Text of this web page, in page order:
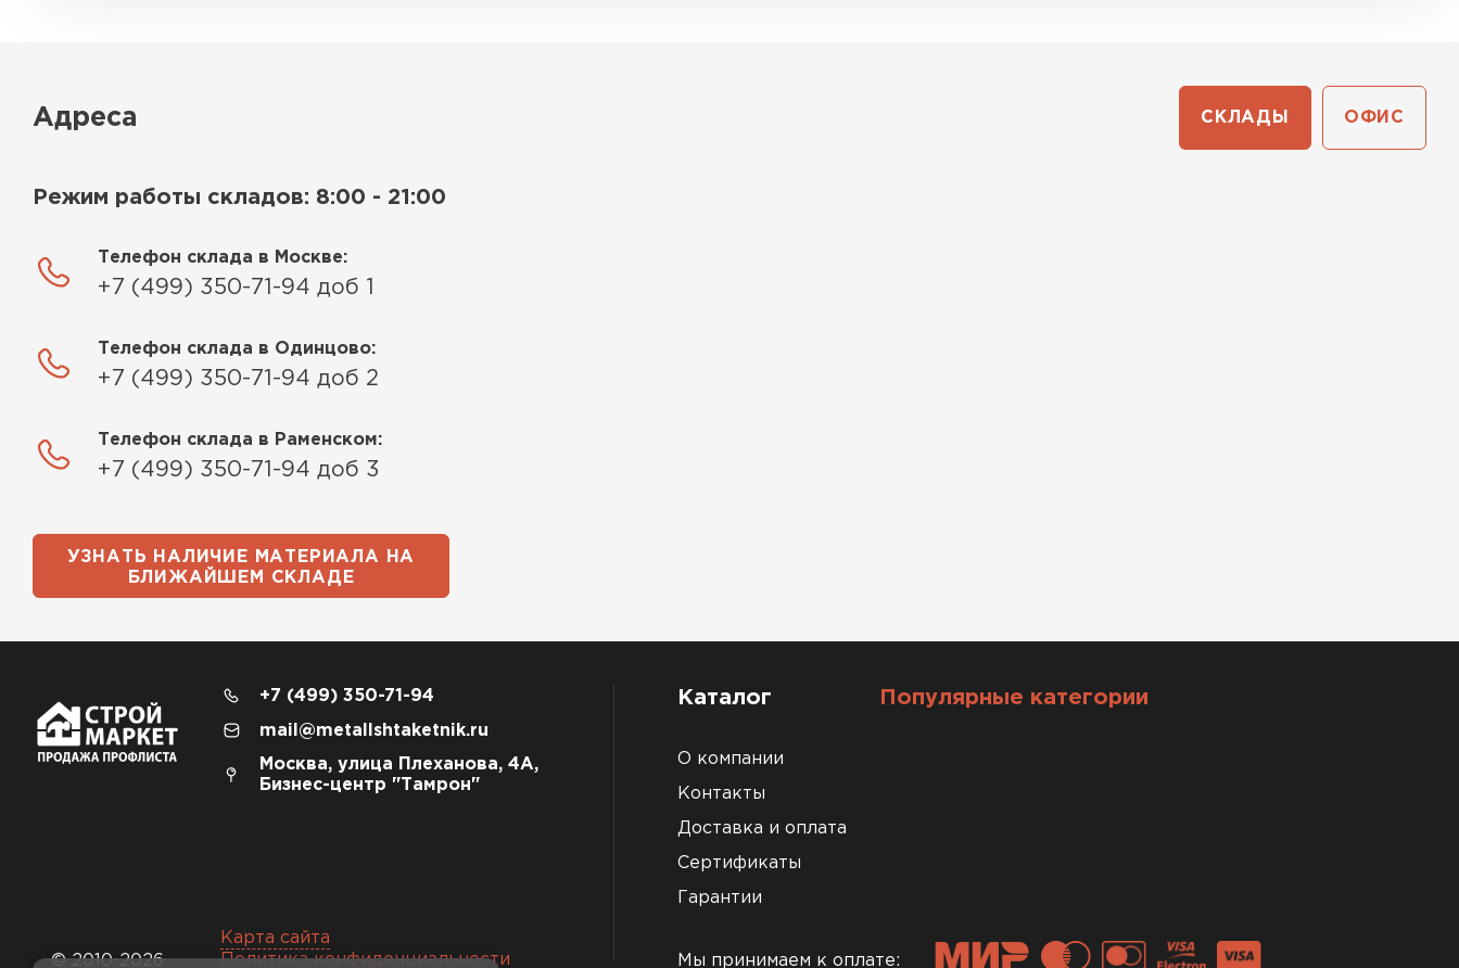
Адреса СКЛАДЫ ОФИС
Режим работы складов: 8:00 - 21:00
Телефон склада в Москве:
+7 (499) 350-71-94 доб 1
Телефон склада в Одинцово:
+7 (499) 350-71-94 доб 2
Телефон склада в Раменском:
+7 (499) 350-71-94 доб 3
УЗНАТЬ НАЛИЧИЕ МАТЕРИАЛА НА
БЛИЖАЙШЕМ СКЛАДЕ
© 2010-2026
+7 (499) 350-71-94
mail@metallshtaketnik.ru
Москва, улица Плеханова, 4А,
Бизнес-центр "Тамрон"
Карта сайта
Политика конфиденциальности
Каталог
О компании
Контакты
Доставка и оплата
Сертификаты
Гарантии
Популярные категории
Мы принимаем к оплате: